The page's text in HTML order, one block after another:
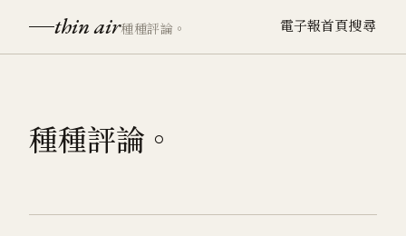
thin air種種評論。 電子報首頁搜尋
種種評論。